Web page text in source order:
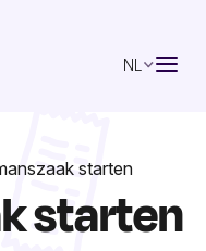
NL
starten
starten